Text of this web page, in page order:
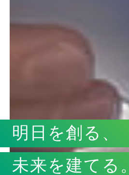
明日を創る、
未来を建てる。